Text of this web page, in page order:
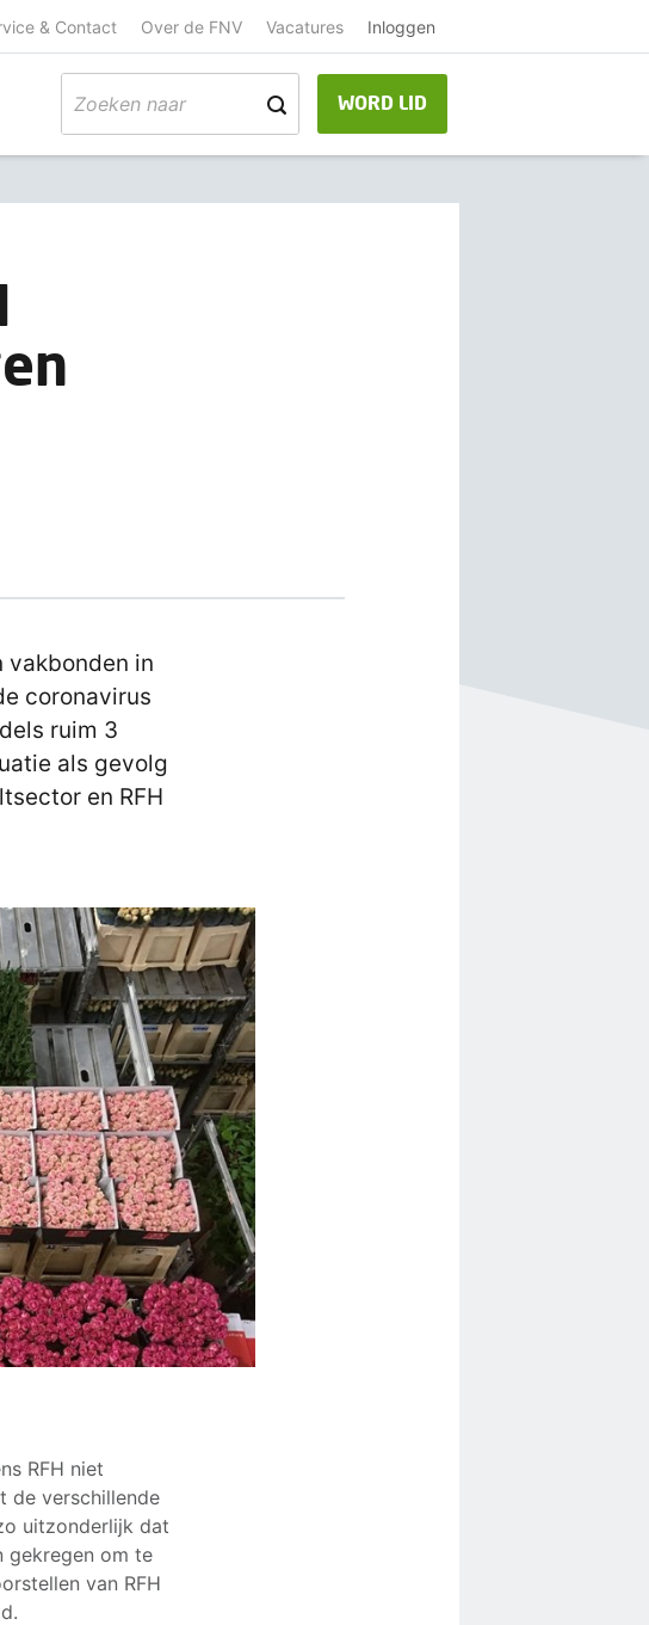
& Contact Over de FNV Vacatures Inloggen
WORD LID
vakbonden in
coronavirus
ruim 3
als gevolg
en RFH
RFH niet
de verschillende
uitzonderlijk dat
gekregen om te
van RFH